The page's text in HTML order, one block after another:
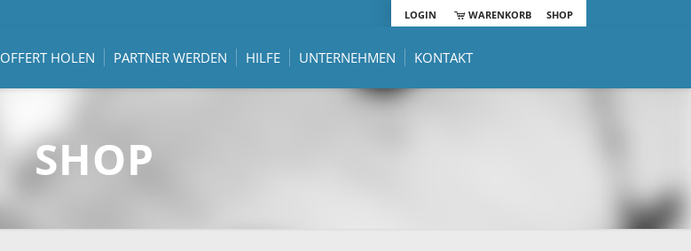
LOGIN WARENKORB SHOP
OFFERT HOLEN PARTNER WERDEN HILFE UNTERNEHMEN KONTAKT
SHOP